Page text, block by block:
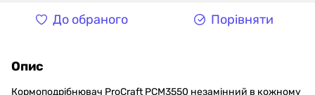
До обраного Порівняти
Опис
Кормоподрібнювач ProCraft PCM3550 незамінний в кожному